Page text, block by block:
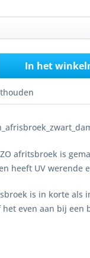
In het
afritsbroek is
heeft UV werende
is in korte als
even aan bij een